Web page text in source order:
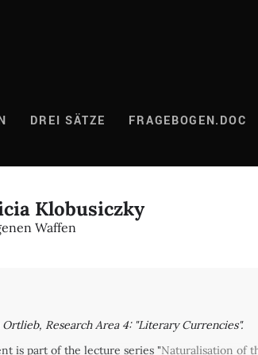
DREI SÄTZE FRAGEBOGEN.DOC
Klobusiczky
Waffen
Research Area 4: "Literary Currencies".
is part of the lecture series "Naturalisation of